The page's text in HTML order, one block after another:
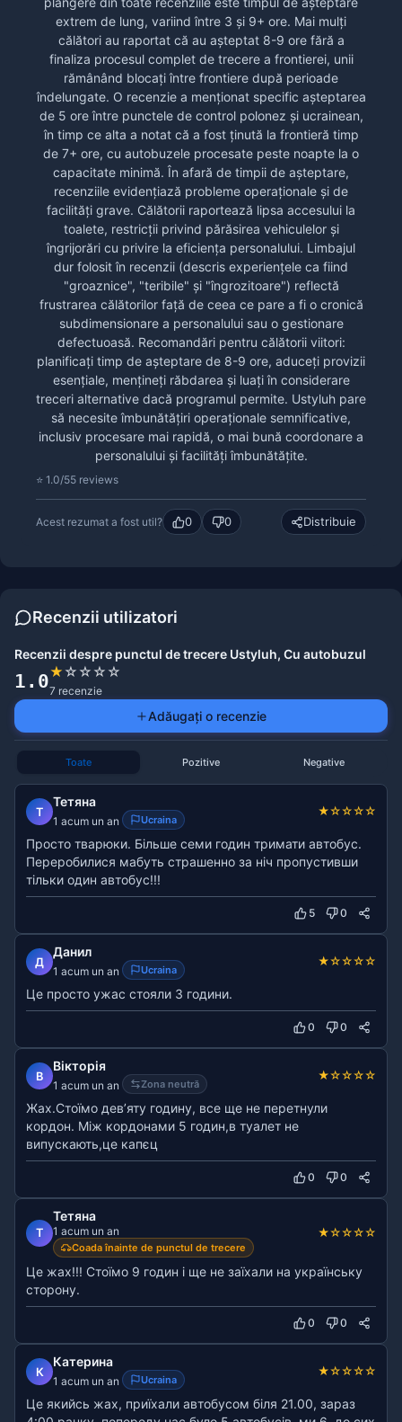
extrem de lung, variind între 3 și 9+ ore. Mai mulți
călători au raportat că au așteptat 8-9 ore fără a
finaliza procesul complet de trecere a frontierei, unii
rămânând blocați între frontiere după perioade
îndelungate. O recenzie a menționat specific așteptarea
de 5 ore între punctele de control polonez și ucrainean,
în timp ce alta a notat că a fost ținută la frontieră timp
de 7+ ore, cu autobuzele procesate peste noapte la o
capacitate minimă. În afară de timpii de așteptare,
recenziile evidențiază probleme operaționale și de
facilități grave. Călătorii raportează lipsa accesului la
toalete, restricții privind părăsirea vehiculelor și
îngrijorări cu privire la eficiența personalului. Limbajul
dur folosit în recenzii (descris experiențele ca fiind
"groaznice", "teribile" și "îngrozitoare") reflectă
frustrarea călătorilor față de ceea ce pare a fi o cronică
subdimensionare a personalului sau o gestionare
defectuoasă. Recomandări pentru călătorii viitori:
planificați timp de așteptare de 8-9 ore, aduceți provizii
esențiale, mențineți răbdarea și luați în considerare
treceri alternative dacă programul permite. Ustyluh pare
să necesite îmbunătățiri operaționale semnificative,
inclusiv procesare mai rapidă, o mai bună coordonare a
personalului și facilități îmbunătățite.
⭐ 1.0/55 reviews
Acest rezumat a fost util? 0 0 Distribuie
Recenzii utilizatori
Recenzii despre punctul de trecere Ustyluh, Cu autobuzul
1.0★☆☆☆☆
7 recenzie
Adăugați o recenzie
Toate Pozitive Negative
Т
Тетяна
1 acum un an Ucraina
★☆☆☆☆
Просто тварюки. Більше семи годин тримати автобус.
Переробилися мабуть страшенно за ніч пропустивши
тільки один автобус!!!
5 0
Д
Данил
1 acum un an Ucraina
★☆☆☆☆
Це просто ужас стояли 3 години.
0 0
В
Вікторія
1 acum un an Zona neutră
★☆☆☆☆
Жах.Стоїмо девʼяту годину, все ще не перетнули
кордон. Між кордонами 5 годин,в туалет не
випускають,це капєц
0 0
Т
Тетяна
1 acum un an
Coada înainte de punctul de trecere
★☆☆☆☆
Це жах!!! Стоїмо 9 годин і ще не заїхали на українську
сторону.
0 0
К
Катерина
1 acum un an Ucraina
★☆☆☆☆
Це якийсь жах, приїхали автобусом біля 21.00, зараз